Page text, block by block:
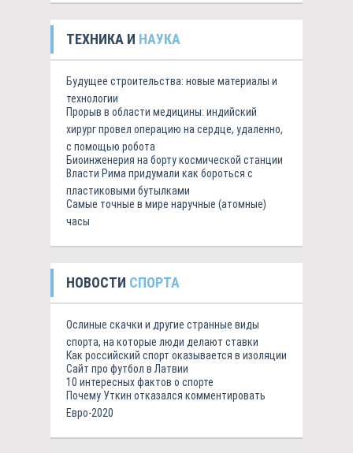
ТЕХНИКА И НАУКА
Будущее строительства: новые материалы и
технологии
Прорыв в области медицины: индийский
хирург провел операцию на сердце, удаленно,
с помощью робота
Биоинженерия на борту космической станции
Власти Рима придумали как бороться с
пластиковыми бутылками
Самые точные в мире наручные (атомные)
часы
НОВОСТИ СПОРТА
Ослиные скачки и другие странные виды
спорта, на которые люди делают ставки
Как российский спорт оказывается в изоляции
Сайт про футбол в Латвии
10 интересных фактов о спорте
Почему Уткин отказался комментировать
Евро-2020